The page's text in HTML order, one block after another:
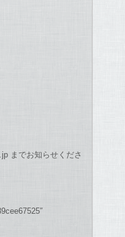
までお知らせくださ